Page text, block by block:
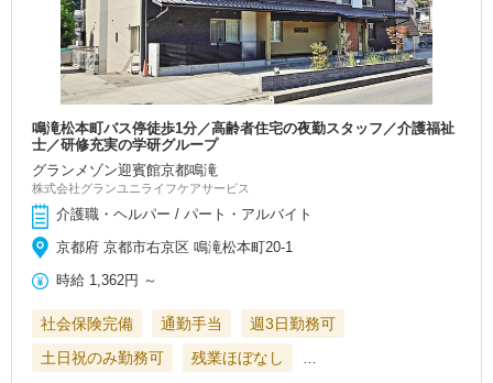
鳴滝松本町バス停徒歩1分／高齢者住宅の夜勤スタッフ／介護福祉
士／研修充実の学研グループ
グランメゾン迎賓館京都鳴滝
株式会社グランユニライフケアサービス
介護職・ヘルパー / パート・アルバイト
京都府 京都市右京区 鳴滝松本町20-1
時給 1,362円 ～
社会保険完備 通勤手当
週3日勤務可
土日祝のみ勤務可
残業ほぼなし